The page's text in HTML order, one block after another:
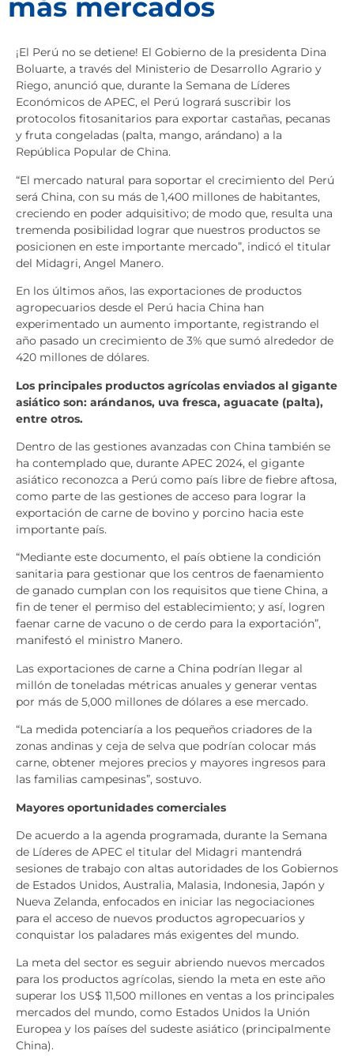
más mercados
¡El Perú no se detiene! El Gobierno de la presidenta Dina
Boluarte, a través del Ministerio de Desarrollo Agrario y
Riego, anunció que, durante la Semana de Líderes
Económicos de APEC, el Perú logrará suscribir los
protocolos fitosanitarios para exportar castañas, pecanas
y fruta congeladas (palta, mango, arándano) a la
República Popular de China.
“El mercado natural para soportar el crecimiento del Perú
será China, con su más de 1,400 millones de habitantes,
creciendo en poder adquisitivo; de modo que, resulta una
tremenda posibilidad lograr que nuestros productos se
posicionen en este importante mercado”, indicó el titular
del Midagri, Angel Manero.
En los últimos años, las exportaciones de productos
agropecuarios desde el Perú hacia China han
experimentado un aumento importante, registrando el
año pasado un crecimiento de 3% que sumó alrededor de
420 millones de dólares.
Los principales productos agrícolas enviados al gigante
asiático son: arándanos, uva fresca, aguacate (palta),
entre otros.
Dentro de las gestiones avanzadas con China también se
ha contemplado que, durante APEC 2024, el gigante
asiático reconozca a Perú como país libre de fiebre aftosa,
como parte de las gestiones de acceso para lograr la
exportación de carne de bovino y porcino hacia este
importante país.
“Mediante este documento, el país obtiene la condición
sanitaria para gestionar que los centros de faenamiento
de ganado cumplan con los requisitos que tiene China, a
fin de tener el permiso del establecimiento; y así, logren
faenar carne de vacuno o de cerdo para la exportación”,
manifestó el ministro Manero.
Las exportaciones de carne a China podrían llegar al
millón de toneladas métricas anuales y generar ventas
por más de 5,000 millones de dólares a ese mercado.
“La medida potenciaría a los pequeños criadores de la
zonas andinas y ceja de selva que podrían colocar más
carne, obtener mejores precios y mayores ingresos para
las familias campesinas”, sostuvo.
Mayores oportunidades comerciales
De acuerdo a la agenda programada, durante la Semana
de Líderes de APEC el titular del Midagri mantendrá
sesiones de trabajo con altas autoridades de los Gobiernos
de Estados Unidos, Australia, Malasia, Indonesia, Japón y
Nueva Zelanda, enfocados en iniciar las negociaciones
para el acceso de nuevos productos agropecuarios y
conquistar los paladares más exigentes del mundo.
La meta del sector es seguir abriendo nuevos mercados
para los productos agrícolas, siendo la meta en este año
superar los US$ 11,500 millones en ventas a los principales
mercados del mundo, como Estados Unidos la Unión
Europea y los países del sudeste asiático (principalmente
China).